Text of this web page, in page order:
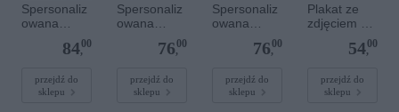
Spersonaliz
owana
bransoletka
szlachetnym
i - Szary - M
84,
00
przejdź do
sklepu
Spersonaliz
owana
bransoletka
sznurkowa -
Złote serce
76,
00
przejdź do
sklepu
Spersonaliz
owana
bransoletka
sznurkowa -
Złote kółko
76,
00
przejdź do
sklepu
Plakat ze
zdjęciem 20
54,
00
przejdź do
sklepu